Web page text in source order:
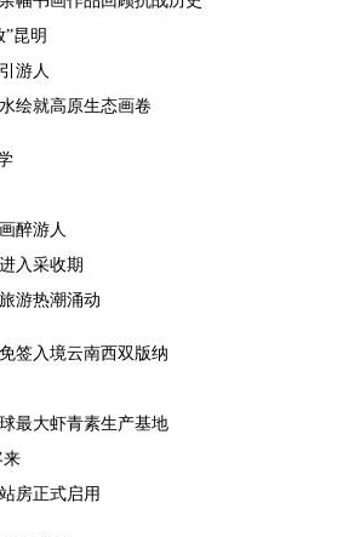
昆明
游人
绘就高原生态画卷
醉游人
入采收期
游热潮涌动
签入境云南西双版纳
最大虾青素生产基地
来
房正式启用